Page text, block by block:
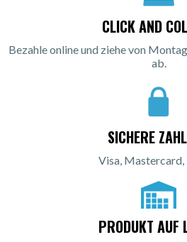
CLICK AND
Bezahle online und ziehe von
ab.
SICHERE
Visa, Mastercard,
PRODUKT AUF